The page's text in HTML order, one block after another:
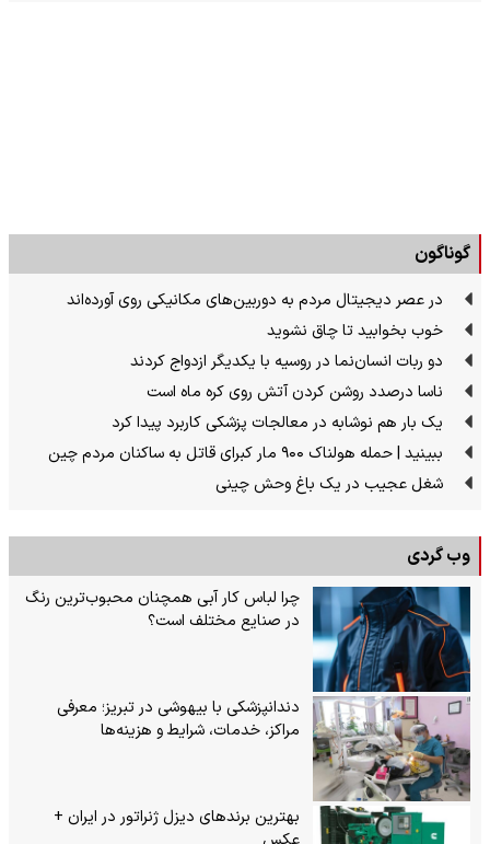
گوناگون
در عصر دیجیتال مردم به دوربین‌های مکانیکی روی آورده‌اند
خوب بخوابید تا چاق نشوید
دو ربات انسان‌نما در روسیه با یکدیگر ازدواج کردند
ناسا درصدد روشن کردن آتش روی کره ماه است
یک بار هم نوشابه در معالجات پزشکی کاربرد پیدا کرد
ببینید | حمله هولناک ۹۰۰ مار کبرای قاتل به ساکنان مردم چین
شغل عجیب در یک باغ وحش چینی
وب گردی
چرا لباس کار آبی همچنان محبوب‌ترین رنگ
در صنایع مختلف است؟
دندانپزشکی با بیهوشی در تبریز؛ معرفی
مراکز، خدمات، شرایط و هزینه‌ها
بهترین برندهای دیزل ژنراتور در ایران +